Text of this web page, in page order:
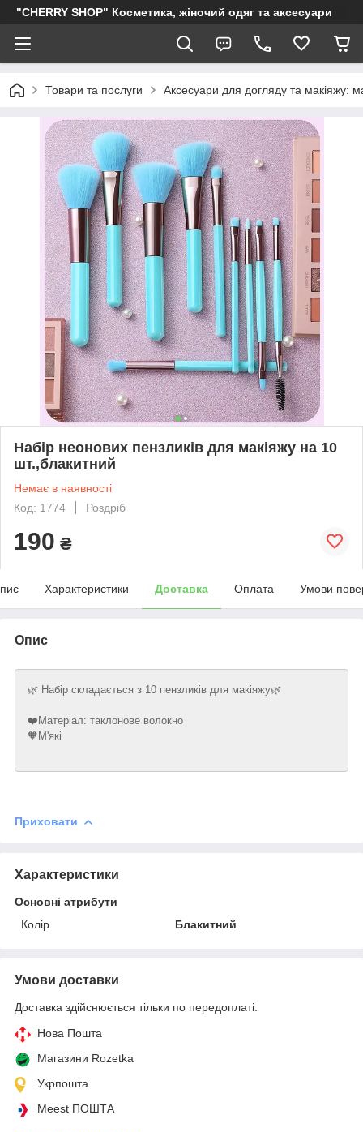
"CHERRY SHOP" Косметика, жіночий одяг та аксесуари
Товари та послуги Аксесуари для догляду та макіяжу:
Набір неонових пензликів для макіяжу на 10
шт.,блакитний
Немає в наявності
Код: 1774
Роздріб
190 ₴
Характеристики Доставка Оплата Умови
Опис
🌿 Набір складається з 10 пензликів для макіяжу🌿
❤️Матеріал: таклонове волокно
🧡М'які
Приховати
Характеристики
Основні атрибути
Колір
Блакитний
Умови доставки
Доставка здійснюється тільки по передоплаті.
Нова Пошта
Магазини Rozetka
Укрпошта
Meest ПОШТА